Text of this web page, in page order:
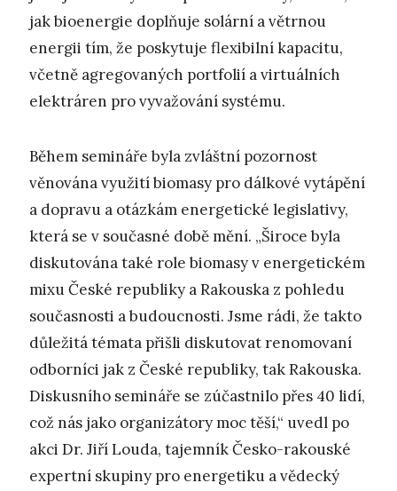
jak bioenergie doplňuje solární a větrnou
energii tím, že poskytuje flexibilní kapacitu,
včetně agregovaných portfolií a virtuálních
elektráren pro vyvažování systému.
Během semináře byla zvláštní pozornost
věnována využití biomasy pro dálkové vytápění
a dopravu a otázkám energetické legislativy,
která se v současné době mění. „Široce byla
diskutována také role biomasy v energetickém
mixu České republiky a Rakouska z pohledu
současnosti a budoucnosti. Jsme rádi, že takto
důležitá témata přišli diskutovat renomovaní
odborníci jak z České republiky, tak Rakouska.
Diskusního semináře se zúčastnilo přes 40 lidí,
což nás jako organizátory moc těší,“ uvedl po
akci Dr. Jiří Louda, tajemník Česko-rakouské
expertní skupiny pro energetiku a vědecký